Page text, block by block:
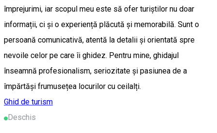
împrejurimi, iar scopul meu este să ofer turiștilor nu doar
informații, ci și o experiență plăcută și memorabilă. Sunt o
persoană comunicativă, atentă la detalii și orientată spre
nevoile celor pe care îi ghidez. Pentru mine, ghidajul
înseamnă profesionalism, seriozitate și pasiunea de a
împărtăși frumusețea locurilor cu ceilalți.
Ghid de turism
Deschis